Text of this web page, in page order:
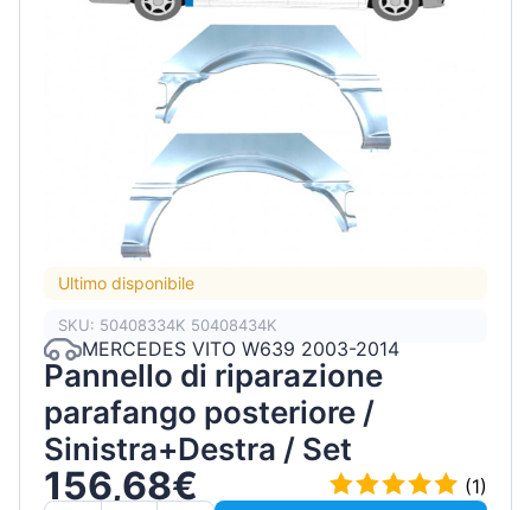
Ultimo disponibile
SKU: 50408334K 50408434K
MERCEDES VITO W639 2003-2014
Pannello di riparazione
parafango posteriore /
Sinistra+Destra / Set
156,68€
(1)